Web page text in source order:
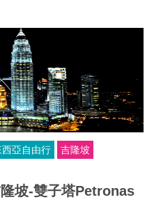
西亞自由行 吉隆坡
坡-雙子塔Petronas